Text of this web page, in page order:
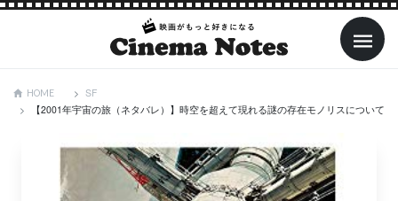
HOME
SF
【2001年宇宙の旅（ネタバレ）】時空を超えて現れる謎の存在モノリスについて